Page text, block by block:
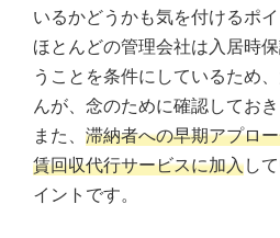
いるかどうかも気を付けるポイ
ほとんどの管理会社は入居時
うことを条件にしているため
んが、念のために確認しておき
また、 滞納者への早期アプロ
賃回収代行サービスに加入し
イントです。